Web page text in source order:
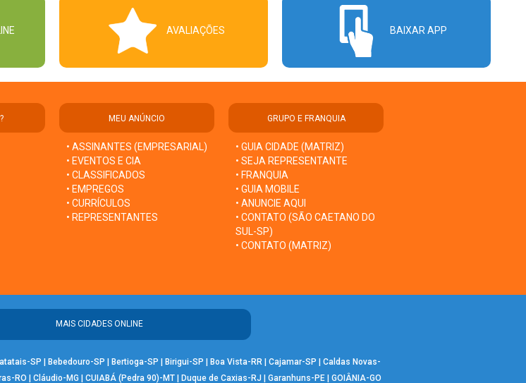
AVALIAÇÕES BAIXAR APP
MEU ANÚNCIO
• ASSINANTES (EMPRESARIAL)
• EVENTOS E CIA
• CLASSIFICADOS
• EMPREGOS
• CURRÍCULOS
• REPRESENTANTES
GRUPO E FRANQUIA
• GUIA CIDADE (MATRIZ)
• SEJA REPRESENTANTE
• FRANQUIA
• GUIA MOBILE
• ANUNCIE AQUI
• CONTATO (SÃO CAETANO DO
SUL-SP)
• CONTATO (MATRIZ)
MAIS CIDADES ONLINE
SP | Bebedouro-SP | Bertioga-SP | Birigui-SP | Boa Vista-RR | Cajamar-SP | Caldas Novas-
RO | Cláudio-MG | CUIABÁ (Pedra 90)-MT | Duque de Caxias-RJ | Garanhuns-PE | GOIÂNIA-GO